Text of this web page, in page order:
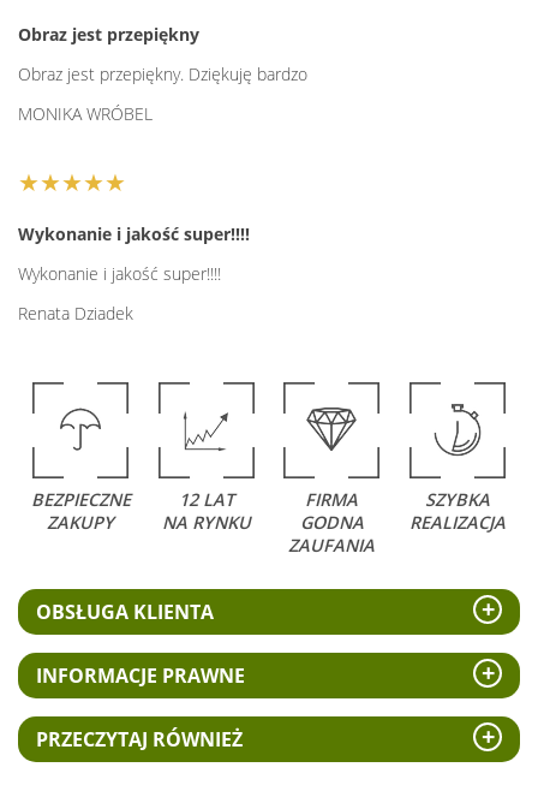
Obraz jest przepiękny
Obraz jest przepiękny. Dziękuję bardzo
MONIKA WRÓBEL
★★★★★
Wykonanie i jakość super!!!!
Wykonanie i jakość super!!!!
Renata Dziadek
BEZPIECZNE
ZAKUPY
12 LAT
NA RYNKU
FIRMA
GODNA
ZAUFANIA
SZYBKA
REALIZACJA
OBSŁUGA KLIENTA
INFORMACJE PRAWNE
PRZECZYTAJ RÓWNIEŻ